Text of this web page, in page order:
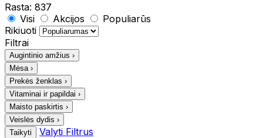
Rasta: 837
Visi
Akcijos
Populiarūs
Rikiuoti
Filtrai
Augintinio amžius ›
Mėsa ›
Prekės ženklas ›
Vitaminai ir papildai ›
Maisto paskirtis ›
Veislės dydis ›
Taikyti
Valyti Filtrus